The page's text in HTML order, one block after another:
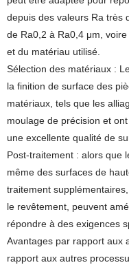
depuis des valeurs Ra très
de Ra0,2 à Ra0,4 μm,
et du matériau utilisé.
Sélection des matériaux :
la finition de surface des
matériaux, tels que les
moulage de précision et
une excellente qualité de
Post-traitement : alors que
même des surfaces de
traitement
le revêtement, peuvent
répondre à des exigences
Avantages par rapport aux
rapport aux autres